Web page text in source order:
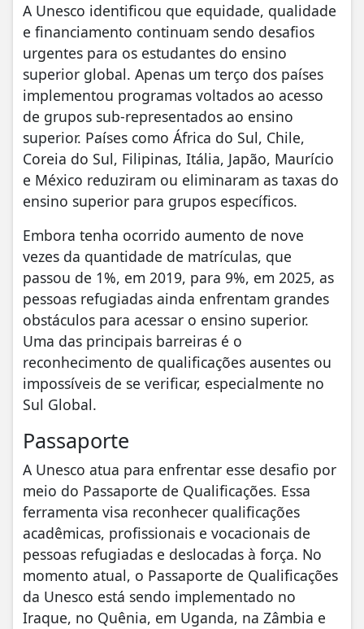
A Unesco identificou que equidade, qualidade
e financiamento continuam sendo desafios
urgentes para os estudantes do ensino
superior global. Apenas um terço dos países
implementou programas voltados ao acesso
de grupos sub-representados ao ensino
superior. Países como África do Sul, Chile,
Coreia do Sul, Filipinas, Itália, Japão, Maurício
e México reduziram ou eliminaram as taxas do
ensino superior para grupos específicos.
Embora tenha ocorrido aumento de nove
vezes da quantidade de matrículas, que
passou de 1%, em 2019, para 9%, em 2025, as
pessoas refugiadas ainda enfrentam grandes
obstáculos para acessar o ensino superior.
Uma das principais barreiras é o
reconhecimento de qualificações ausentes ou
impossíveis de se verificar, especialmente no
Sul Global.
Passaporte
A Unesco atua para enfrentar esse desafio por
meio do Passaporte de Qualificações. Essa
ferramenta visa reconhecer qualificações
acadêmicas, profissionais e vocacionais de
pessoas refugiadas e deslocadas à força. No
momento atual, o Passaporte de Qualificações
da Unesco está sendo implementado no
Iraque, no Quênia, em Uganda, na Zâmbia e